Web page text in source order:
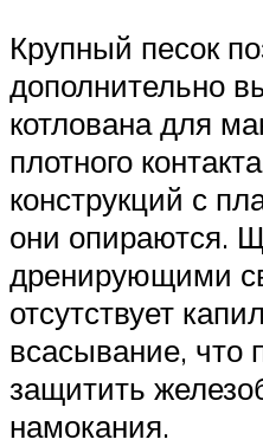
Крупный песок
дополнительно
котлована для
плотного
конструкций с
они опираются.
дренирующими
отсутствует
всасывание, что
защитить
намокания.